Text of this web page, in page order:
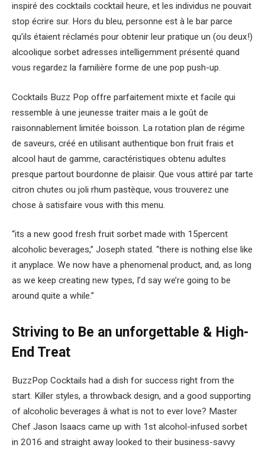
inspiré des cocktails cocktail heure, et les individus ne pouvait
stop écrire sur. Hors du bleu, personne est à le bar parce
qu’ils étaient réclamés pour obtenir leur pratique un (ou deux!)
alcoolique sorbet adresses intelligemment présenté quand
vous regardez la familière forme de une pop push-up.
Cocktails Buzz Pop offre parfaitement mixte et facile qui
ressemble à une jeunesse traiter mais a le goût de
raisonnablement limitée boisson. La rotation plan de régime
de saveurs, créé en utilisant authentique bon fruit frais et
alcool haut de gamme, caractéristiques obtenu adultes
presque partout bourdonne de plaisir. Que vous attiré par tarte
citron chutes ou joli rhum pastèque, vous trouverez une
chose à satisfaire vous with this menu.
“its a new good fresh fruit sorbet made with 15percent
alcoholic beverages,” Joseph stated. “there is nothing else like
it anyplace. We now have a phenomenal product, and, as long
as we keep creating new types, I’d say we’re going to be
around quite a while.”
Striving to Be an unforgettable & High-
End Treat
BuzzPop Cocktails had a dish for success right from the
start. Killer styles, a throwback design, and a good supporting
of alcoholic beverages â what is not to ever love? Master
Chef Jason Isaacs came up with 1st alcohol-infused sorbet
in 2016 and straight away looked to their business-savvy